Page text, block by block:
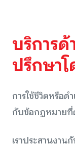
บริการ
ปรึกษา
การใช้ชีวิตหรือด
กับข้อกฎหมายที่
เราประสานงา